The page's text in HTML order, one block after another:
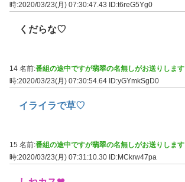
時:2020/03/23(月) 07:30:47.43
ID:t6reG5Yg0
くだらな♡
14 名前:番組の途中ですが翡翠の名無しがお送りします
時:2020/03/23(月) 07:30:54.64 ID:yGYmkSgD0
イライラで草♡
15 名前:番組の途中ですが翡翠の名無しがお送りします
時:2020/03/23(月) 07:31:10.30 ID:MCkrw47pa